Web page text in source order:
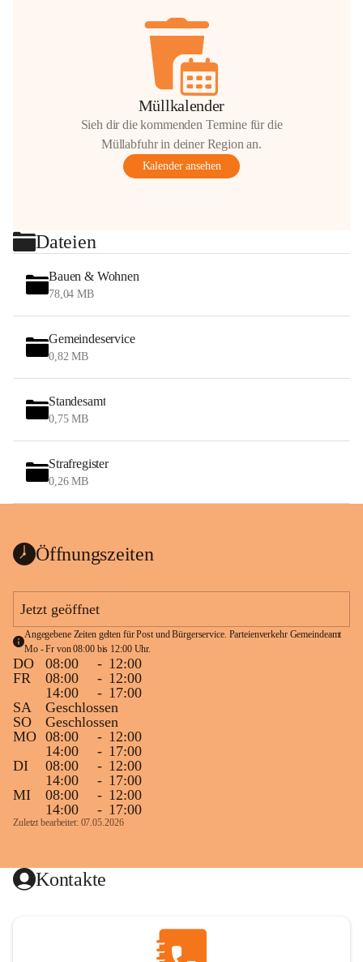
Müllkalender
Sieh dir die kommenden Termine für die
Müllabfuhr in deiner Region an.
Kalender ansehen
Dateien
Bauen & Wohnen
78,04 MB
Gemeindeservice
0,82 MB
Standesamt
0,75 MB
Strafregister
0,26 MB
Öffnungszeiten
Jetzt geöffnet
Angegebene Zeiten gelten für Post und Bürgerservice. Parteienverkehr Gemeindeamt
Mo - Fr von 08:00 bis 12:00 Uhr.
DO 08:00 - 12:00
FR
08:00 - 12:00
14:00
- 17:00
SA
Geschlossen
SO
Geschlossen
MO 08:00 - 12:00
14:00
- 17:00
DI
08:00 - 12:00
14:00
- 17:00
MI
08:00 - 12:00
14:00
- 17:00
Zuletzt bearbeitet: 07.05.2026
Kontakte